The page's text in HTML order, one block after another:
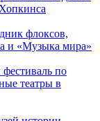
флоксов,
и «Музыка мира»
по
театры в